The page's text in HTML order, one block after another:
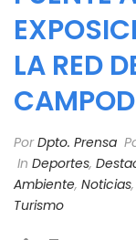
LA RED
PorDpto. Prensa
In Deportes,
Ambiente, Noticias,
Turismo